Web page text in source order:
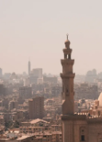
PEO
Remote
GROEIFASE
Start-
bedrijven
Ontdek
LEREN MET
Onderzoek
Nederlands
Français
Deutsch